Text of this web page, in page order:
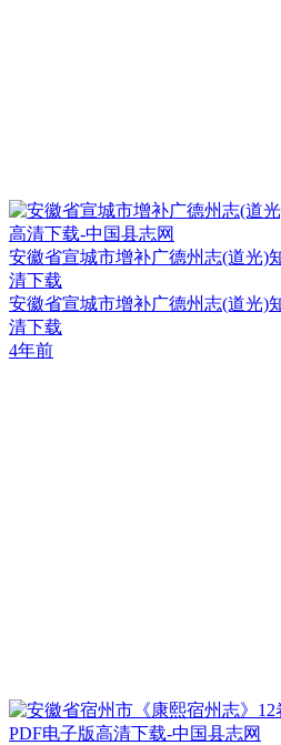
安徽省宣城市增补广德州志(道光)
清下载
安徽省宣城市增补广德州志(道光)
清下载
4年前